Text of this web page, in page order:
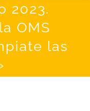
2023.
OMS
las